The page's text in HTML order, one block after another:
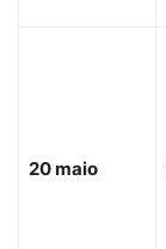
20 maio